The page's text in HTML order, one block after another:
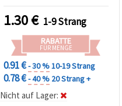
1.30€ 1-9 Strang
RABATTE
FÜR MENGE
0.91 €- 30 %10-19 Strang
0.78 €- 40 % 20 Strang +
Nicht auf Lager: